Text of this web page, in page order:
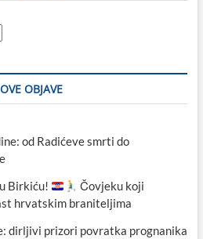
OBJAVE
od Radićeve smrti do
Birkiću!
Čovjeku koji
hrvatskim braniteljima
dirljivi prizori povratka prognanika